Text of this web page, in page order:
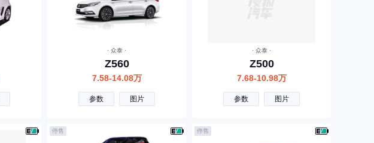
· 众泰 ·
Z560
7.58-14.08万
参数 图片
· 众泰 ·
Z500
7.68-10.98万
参数 图片
停售 停售